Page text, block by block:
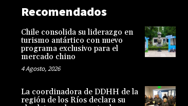
Recomendados
Chile consolida su liderazgo en
turismo antártico con nuevo
programa exclusivo para el
mercado chino
4 Agosto, 2026
La coordinadora de DDHH de la
región de los Ríos declara su